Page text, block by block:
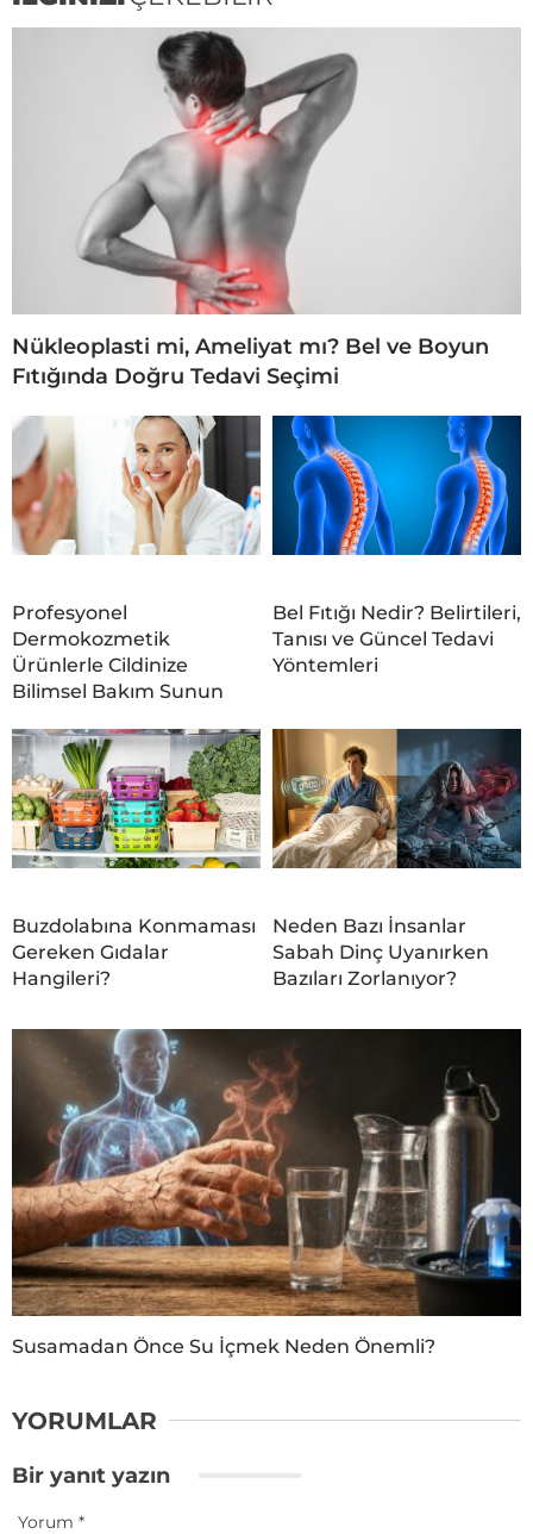
Nükleoplasti mi, Ameliyat mı? Bel ve Boyun
Fıtığında Doğru Tedavi Seçimi
Profesyonel
Dermokozmetik
Ürünlerle Cildinize
Bilimsel Bakım Sunun
Bel Fıtığı Nedir? Belirtileri,
Tanısı ve Güncel Tedavi
Yöntemleri
Buzdolabına Konmaması
Gereken Gıdalar
Hangileri?
Neden Bazı İnsanlar
Sabah Dinç Uyanırken
Bazıları Zorlanıyor?
Susamadan Önce Su İçmek Neden Önemli?
YORUMLAR
Bir yanıt yazın
Yorum *